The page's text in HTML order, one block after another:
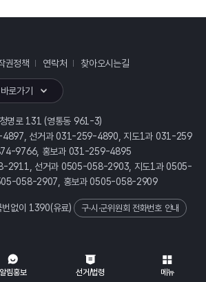
알림홍보 선거/법령 메뉴
권정책 연락처 찾아오시는길
로가기
명로 131 (영통동 961-3)
4897, 선거과 031-259-4890, 지도1과 031-259
9766, 홍보과 031-259-4895
2911, 선거과 0505-058-2903, 지도1과 0505-
058-2907, 홍보과 0505-058-2909
없이 1390(유료) 구·시·군위원회 전화번호 안내